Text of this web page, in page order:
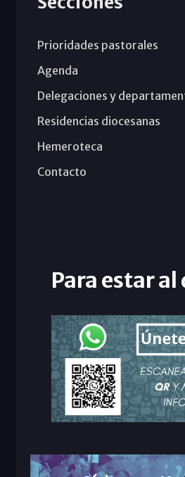
Prioridades pastorales
Agenda
Delegaciones y
Residencias diocesanas
Hemeroteca
Contacto
Para estar al